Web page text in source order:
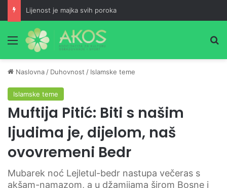
Lijenost je majka svih poroka
Meni
Naslovna / Duhovnost / Islamske teme
Islamske teme
Muftija Pitić: Biti s našim
ljudima je, dijelom, naš
ovovremeni Bedr
Mubarek noć Lejletul-bedr nastupa večeras s
akšam-namazom, a u džamijama širom Bosne i